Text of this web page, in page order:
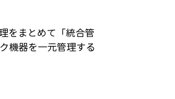
をまとめて「統合管
機器を一元管理する